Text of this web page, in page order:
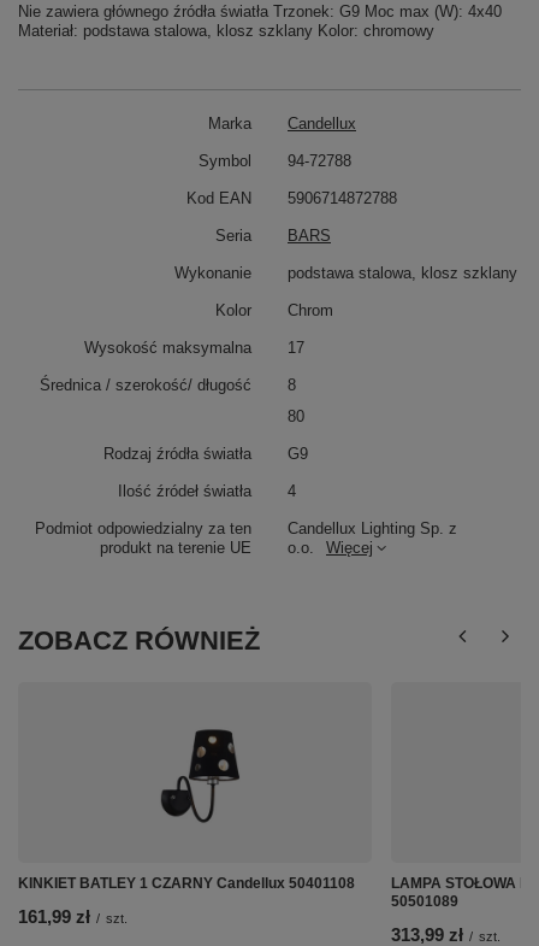
Nie zawiera głównego źródła światła Trzonek: G9 Moc max (W): 4x40
Materiał: podstawa stalowa, klosz szklany Kolor: chromowy
Marka Candellux
Podmiot odpowiedzialny za ten
produkt na terenie UE
Candellux Lighting Sp. z
o.o.
Więcej
Symbol 94-72788
Kod EAN 5906714872788
Seria BARS
Wykonanie podstawa stalowa, klosz szklany
Kolor Chrom
Wysokość maksymalna 17
Średnica / szerokość/ długość
8
80
Rodzaj źródła światła G9
Ilość źródeł światła 4
ZOBACZ RÓWNIEŻ
KINKIET BATLEY 1 CZARNY Candellux 50401108
161,99 zł / szt.
LAMPA STOŁOWA
50501089
313,99 zł / szt.